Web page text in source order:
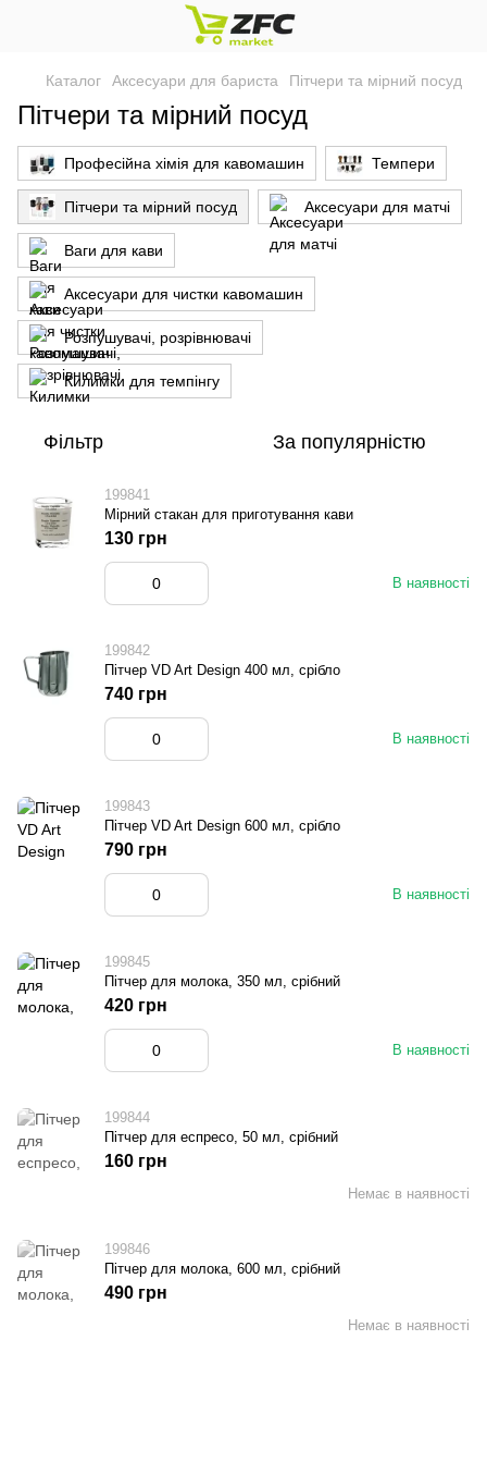
Каталог Аксесуари для бариста Пітчери та мірний посуд
Пітчери та мірний посуд
Професійна хімія для кавомашин Темпери
Пітчери та мірний посуд Аксесуари для матчі
Ваги для кави
Аксесуари для чистки кавомашин
Розпушувачі, розрівнювачі
Килимки для темпінгу
Фільтр За популярністю
199841
Мірний стакан для приготування кави
В наявності
130 грн
199842
Пітчер VD Art Design 400 мл, срібло
В наявності
740 грн
199843
Пітчер VD Art Design 600 мл, срібло
В наявності
790 грн
199845
Пітчер для молока, 350 мл, срібний
В наявності
420 грн
199844
Пітчер для еспресо, 50 мл, срібний
Немає в наявності
160 грн
199846
Пітчер для молока, 600 мл, срібний
Немає в наявності
490 грн